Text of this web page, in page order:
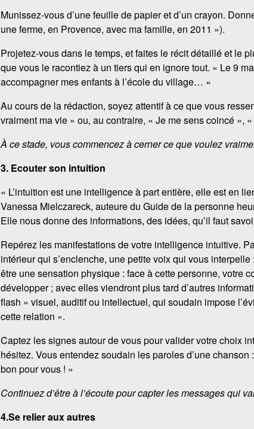
Munissez-vous d’une feuille de papier et d’un crayon.
une ferme, en Provence, avec ma famille, en 2011 »).
Projetez-vous dans le temps, et faites le récit détaillé et le
que vous le racontiez à un tiers qui en ignore tout. « Le 9
accompagner mes enfants à l’école du village… »
Au cours de la rédaction, soyez attentif à ce que vous
vraiment ma vie » ou, au contraire, « Je me sens coincé »,
À ce stade, vous commencez à cerner ce que voulez
3. Ecouter son intuition
« L’intuition est une intelligence à part entière, elle est en
Vanessa Mielczareck, auteure du Guide de la personne
Elle nous donne des informations, des idées, qu’il faut
Repérez les manifestations de votre intelligence intuitive.
intérieur qui s’enclenche, une petite voix qui vous
être une sensation physique : face à cette personne, votre
développer ; avec elles viendront plus tard d’autres
flash » visuel, auditif ou intellectuel, qui soudain impose
cette relation ».
Captez les signes autour de vous pour valider votre choix
hésitez. Vous entendez soudain les paroles d’une
bon pour vous ! »
Continuez d’être à l’écoute pour capter les messages qui
4.Se relier aux autres